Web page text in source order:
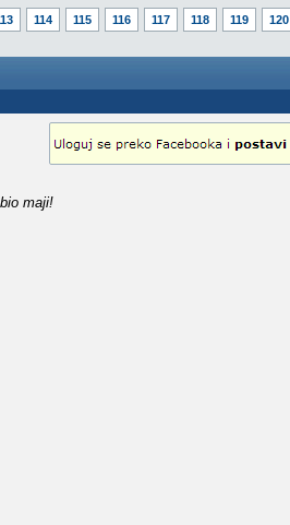
114 115 116 117 118 119 120
maji!